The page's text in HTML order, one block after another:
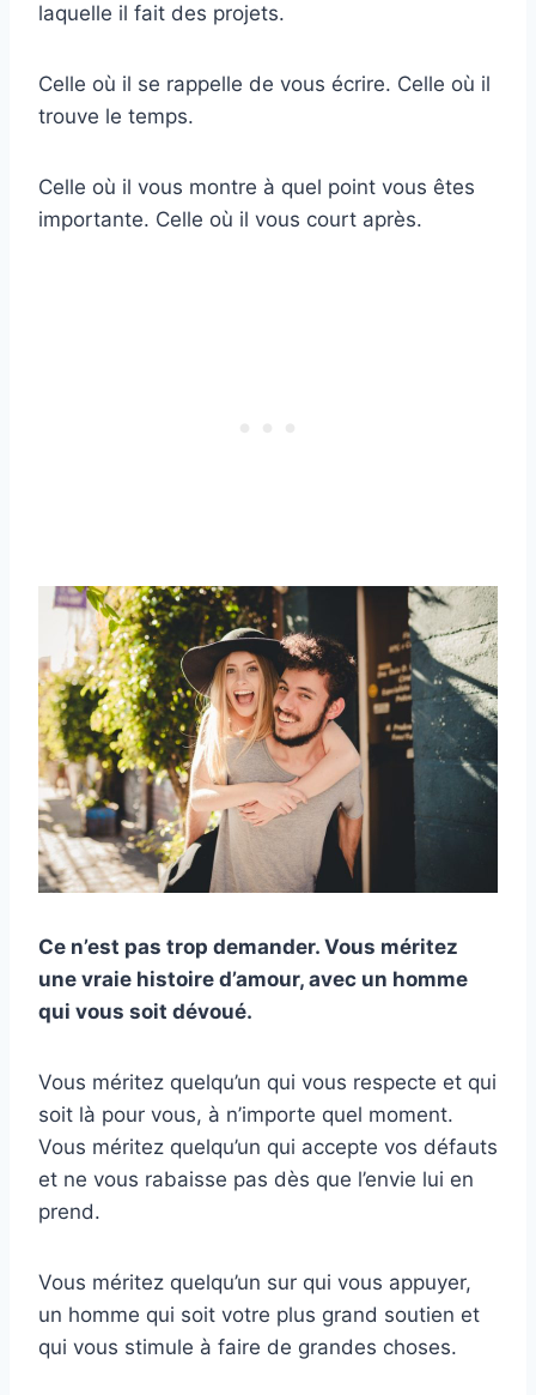
laquelle il fait des projets.
Celle où il se rappelle de vous écrire. Celle où il
trouve le temps.
Celle où il vous montre à quel point vous êtes
importante. Celle où il vous court après.
Ce n’est pas trop demander. Vous méritez
une vraie histoire d’amour, avec un homme
qui vous soit dévoué.
Vous méritez quelqu’un qui vous respecte et qui
soit là pour vous, à n’importe quel moment.
Vous méritez quelqu’un qui accepte vos défauts
et ne vous rabaisse pas dès que l’envie lui en
prend.
Vous méritez quelqu’un sur qui vous appuyer,
un homme qui soit votre plus grand soutien et
qui vous stimule à faire de grandes choses.